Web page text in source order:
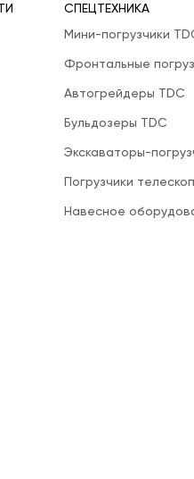
СПЕЦТЕХНИКА
Мини-погрузчики
Фронтальные
Автогрейдеры TDC
Бульдозеры TDC
Экскаваторы-
Погрузчики
Навесное